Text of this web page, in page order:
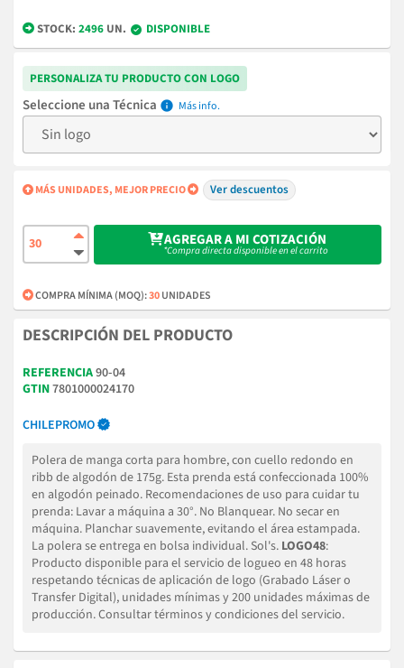
STOCK: 2496 UN. DISPONIBLE
PERSONALIZA TU PRODUCTO CON LOGO
Técnica info
MÁS UNIDADES, MEJOR PRECIO Ver descuentos
AGREGAR A MI COTIZACIÓN
*Compra directa disponible en el carrito
COMPRA MÍNIMA (MOQ):30UNIDADES
DESCRIPCIÓN DEL PRODUCTO
REFERENCIA90-04
GTIN7801000024170
CHILEPROMO
Polera de manga corta para hombre, con cuello redondo en
ribb de algodón de 175g. Esta prenda está confeccionada 100%
en algodón peinado. Recomendaciones de uso para cuidar tu
prenda: Lavar a máquina a 30°. No Blanquear. No secar en
máquina. Planchar suavemente, evitando el área estampada.
La polera se entrega en bolsa individual. Sol's. LOGO48:
Producto disponible para el servicio de logueo en 48 horas
respetando técnicas de aplicación de logo (Grabado Láser o
Transfer Digital), unidades mínimas y 200 unidades máximas de
producción. Consultar términos y condiciones del servicio.